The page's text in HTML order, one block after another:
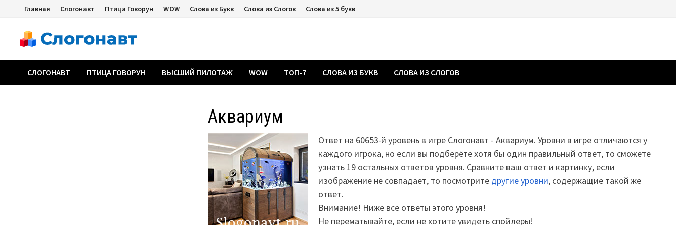
Перейти
содержимому
Главная Слогонавт Птица Говорун WOW Слова из Букв Слова из Слогов Слова из 5 букв
СЛОГОНАВТ ПТИЦА ГОВОРУН ВЫСШИЙ ПИЛОТАЖ WOW ТОП-7 СЛОВА ИЗ БУКВ СЛОВА ИЗ СЛОГОВ
Аквариум
Ответ на 60653-й уровень в игре Слогонавт - Аквариум. Уровни в игре отличаются у
каждого игрока, но если вы подберёте хотя бы один правильный ответ, то сможете
узнать 19 остальных ответов уровня. Сравните ваш ответ и картинку, если
изображение не совпадает, то посмотрите другие уровни, содержащие такой же
ответ.
Внимание! Ниже все ответы этого уровня!
Не перематывайте, если не хотите увидеть спойлеры!